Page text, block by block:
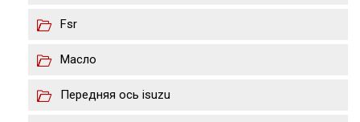
Fsr
Масло
Передняя ось isuzu